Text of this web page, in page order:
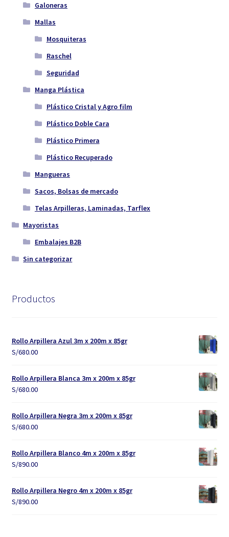
Galoneras
Mallas
Mosquiteras
Raschel
Seguridad
Manga Plástica
Plástico Cristal y Agro film
Plástico Doble Cara
Plástico Primera
Plástico Recuperado
Mangueras
Sacos, Bolsas de mercado
Telas Arpilleras, Laminadas, Tarflex
Mayoristas
Embalajes B2B
Sin categorizar
Productos
Rollo Arpillera Azul 3m x 200m x 85gr
S/680.00
Rollo Arpillera Blanca 3m x 200m x 85gr
S/680.00
Rollo Arpillera Negra 3m x 200m x 85gr
S/680.00
Rollo Arpillera Blanco 4m x 200m x 85gr
S/890.00
Rollo Arpillera Negro 4m x 200m x 85gr
S/890.00